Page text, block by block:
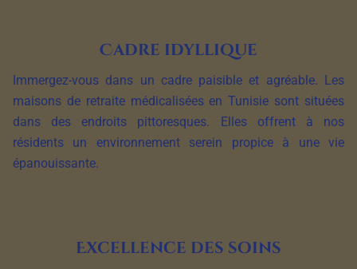
Cadre idyllique
Immergez-vous dans un cadre paisible et agréable. Les
maisons de retraite médicalisées en Tunisie sont situées
dans des endroits pittoresques. Elles offrent à nos
résidents un environnement serein propice à une vie
épanouissante.
Excellence des soins